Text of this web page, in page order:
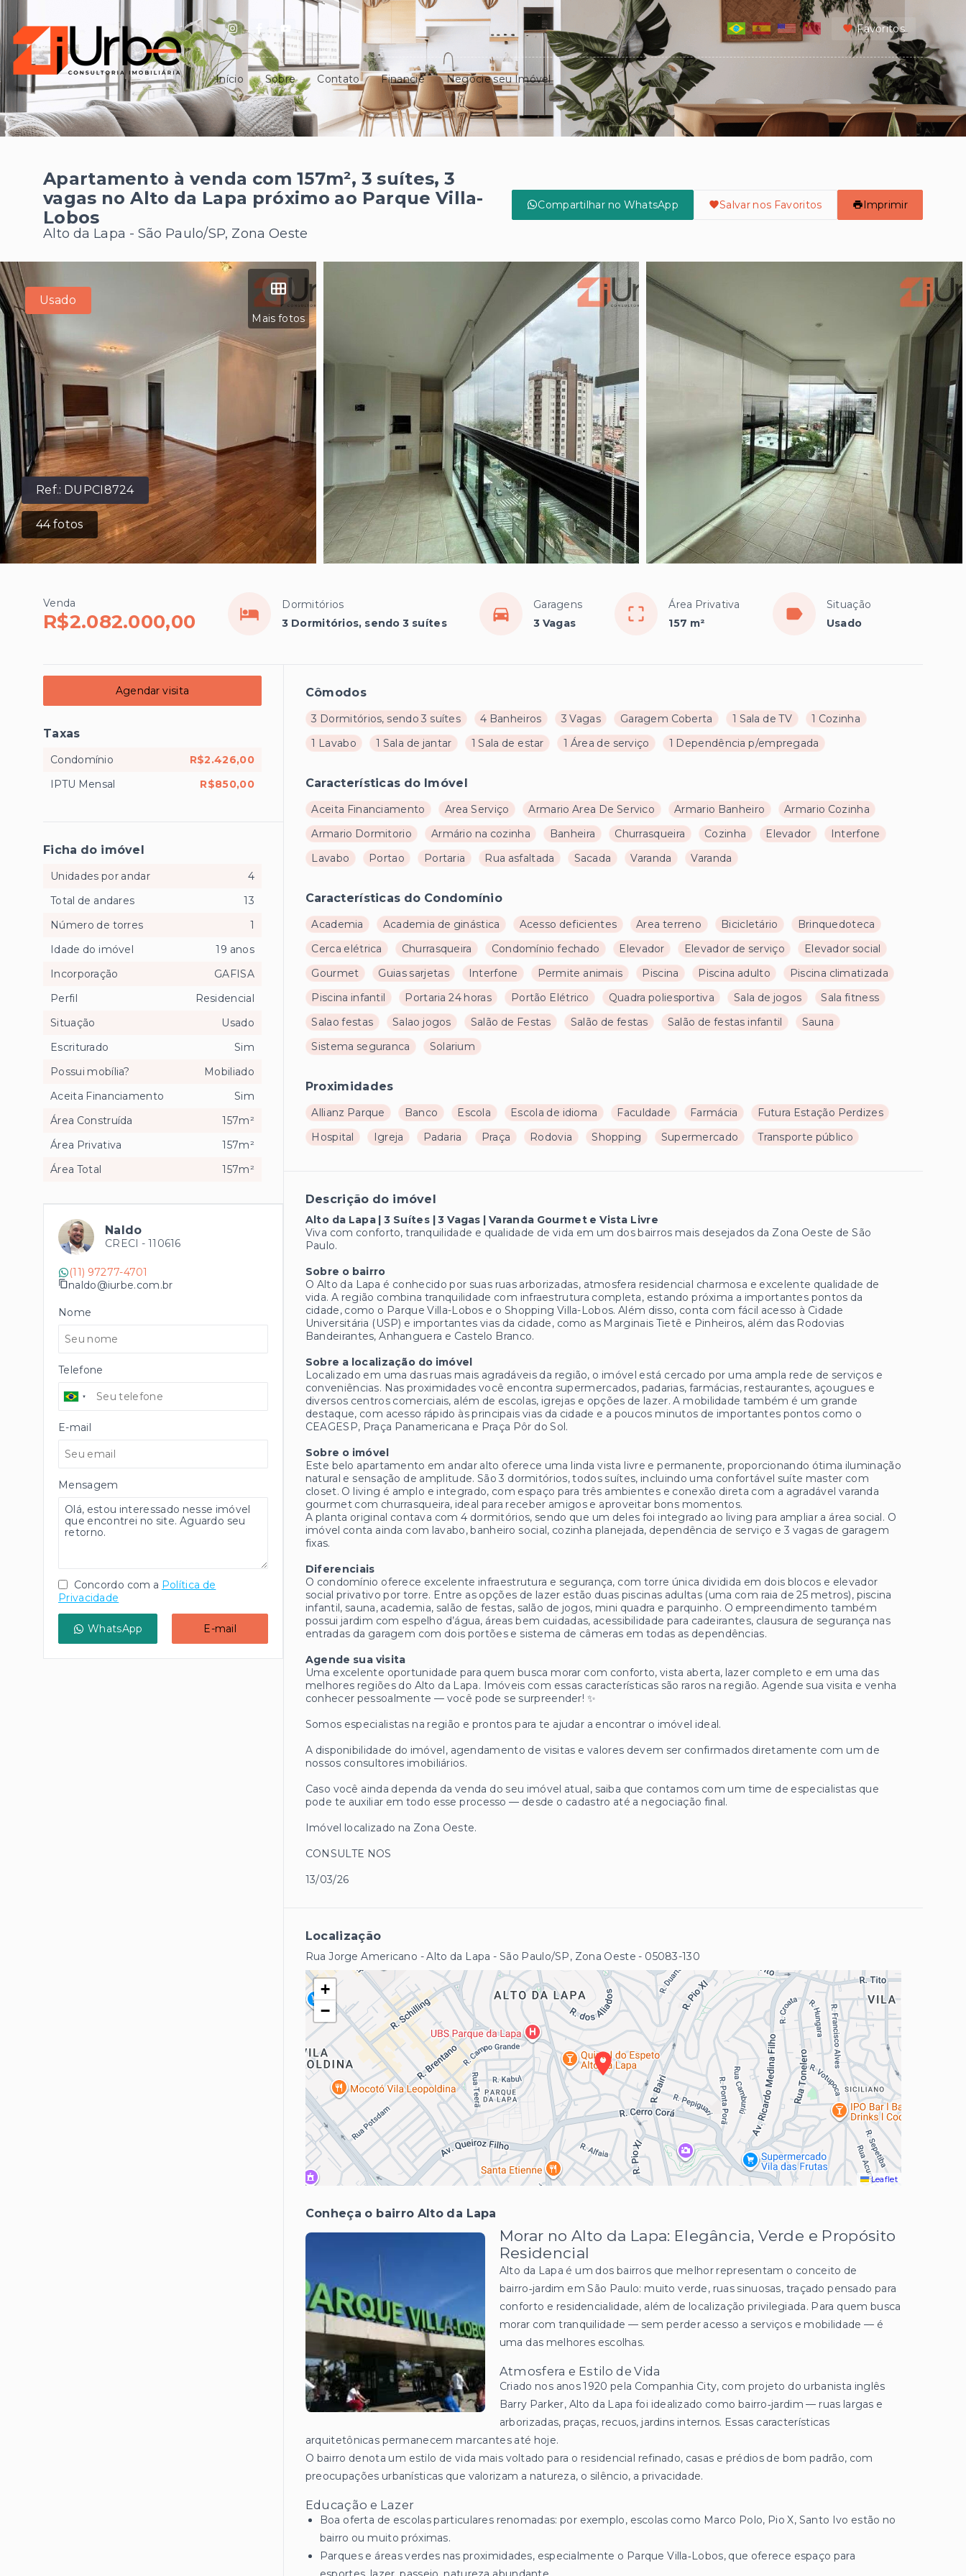
Favoritos
Início Sobre Contato Financie Negocie seu Imóvel
Apartamento à venda com 157m², 3 suítes, 3
vagas no Alto da Lapa próximo ao Parque Villa-
Lobos
Alto da Lapa - São Paulo/SP, Zona Oeste
Compartilhar no WhatsApp Salvar nos Favoritos Imprimir
Ref.: DUPCI8724
44fotos
Mais fotos
Usado
Venda
R$2.082.000,00
Dormitórios
3 Dormitórios, sendo 3 suítes
Garagens
3 Vagas
Área Privativa
157 m²
Situação
Usado
Cômodos
3 Dormitórios, sendo 3 suítes 4 Banheiros 3 Vagas Garagem Coberta 1 Sala de TV
1 Cozinha
1 Lavabo
1 Sala de jantar 1 Sala de estar 1 Área de serviço 1 Dependência p/empregada
Características do Imóvel
Aceita Financiamento Area Serviço Armario Area De Servico Armario Banheiro
Armario Cozinha
Armario Dormitorio
Armário na cozinha Banheira Churrasqueira Cozinha Elevador
Interfone
Lavabo
Portao Portaria Rua asfaltada Sacada Varanda Varanda
Características do Condomínio
Academia Academia de ginástica Acesso deficientes Area terreno Bicicletário
Brinquedoteca
Cerca elétrica
Churrasqueira Condomínio fechado Elevador Elevador de serviço
Elevador social
Gourmet
Guias sarjetas Interfone Permite animais Piscina Piscina adulto
Piscina climatizada
Piscina infantil
Portaria 24 horas Portão Elétrico Quadra poliesportiva Sala de jogos
Sala fitness
Salao festas
Salao jogos Salão de Festas Salão de festas Salão de festas infantil
Sauna
Sistema seguranca
Solarium
Proximidades
Allianz Parque Banco Escola Escola de idioma Faculdade Farmácia
Futura Estação Perdizes
Hospital
Igreja Padaria Praça Rodovia Shopping Supermercado Transporte público
Descrição do imóvel
Alto da Lapa | 3 Suítes | 3 Vagas | Varanda Gourmet e Vista Livre
Viva com conforto, tranquilidade e qualidade de vida em um dos bairros mais desejados da Zona Oeste de São
Paulo.
Sobre o bairro
O Alto da Lapa é conhecido por suas ruas arborizadas, atmosfera residencial charmosa e excelente qualidade de
vida. A região combina tranquilidade com infraestrutura completa, estando próxima a importantes pontos da
cidade, como o Parque Villa-Lobos e o Shopping Villa-Lobos. Além disso, conta com fácil acesso à Cidade
Universitária (USP) e importantes vias da cidade, como as Marginais Tietê e Pinheiros, além das Rodovias
Bandeirantes, Anhanguera e Castelo Branco.
Sobre a localização do imóvel
Localizado em uma das ruas mais agradáveis da região, o imóvel está cercado por uma ampla rede de serviços e
conveniências. Nas proximidades você encontra supermercados, padarias, farmácias, restaurantes, açougues e
diversos centros comerciais, além de escolas, igrejas e opções de lazer. A mobilidade também é um grande
destaque, com acesso rápido às principais vias da cidade e a poucos minutos de importantes pontos como o
CEAGESP, Praça Panamericana e Praça Pôr do Sol.
Sobre o imóvel
Este belo apartamento em andar alto oferece uma linda vista livre e permanente, proporcionando ótima iluminação
natural e sensação de amplitude. São 3 dormitórios, todos suítes, incluindo uma confortável suíte master com
closet. O living é amplo e integrado, com espaço para três ambientes e conexão direta com a agradável varanda
gourmet com churrasqueira, ideal para receber amigos e aproveitar bons momentos.
A planta original contava com 4 dormitórios, sendo que um deles foi integrado ao living para ampliar a área social. O
imóvel conta ainda com lavabo, banheiro social, cozinha planejada, dependência de serviço e 3 vagas de garagem
fixas.
Diferenciais
O condomínio oferece excelente infraestrutura e segurança, com torre única dividida em dois blocos e elevador
social privativo por torre. Entre as opções de lazer estão duas piscinas adultas (uma com raia de 25 metros), piscina
infantil, sauna, academia, salão de festas, salão de jogos, mini quadra e parquinho. O empreendimento também
possui jardim com espelho d’água, áreas bem cuidadas, acessibilidade para cadeirantes, clausura de segurança nas
entradas da garagem com dois portões e sistema de câmeras em todas as dependências.
Agende sua visita
Uma excelente oportunidade para quem busca morar com conforto, vista aberta, lazer completo e em uma das
melhores regiões do Alto da Lapa. Imóveis com essas características são raros na região. Agende sua visita e venha
conhecer pessoalmente — você pode se surpreender! ✨
Somos especialistas na região e prontos para te ajudar a encontrar o imóvel ideal.
A disponibilidade do imóvel, agendamento de visitas e valores devem ser confirmados diretamente com um de
nossos consultores imobiliários.
Caso você ainda dependa da venda do seu imóvel atual, saiba que contamos com um time de especialistas que
pode te auxiliar em todo esse processo — desde o cadastro até a negociação final.
Imóvel localizado na Zona Oeste.
CONSULTE NOS
13/03/26
Localização
Rua Jorge Americano - Alto da Lapa - São Paulo/SP, Zona Oeste - 05083-130
+
−
Leaflet
Conheça o bairro Alto da Lapa
Morar no Alto da Lapa: Elegância, Verde e Propósito
Residencial
Alto da Lapa é um dos bairros que melhor representam o conceito de
bairro‑jardim em São Paulo: muito verde, ruas sinuosas, traçado pensado para
conforto e residencialidade, além de localização privilegiada. Para quem busca
morar com tranquilidade — sem perder acesso a serviços e mobilidade — é
uma das melhores escolhas.
Atmosfera e Estilo de Vida
Criado nos anos 1920 pela Companhia City, com projeto do urbanista inglês
Barry Parker, Alto da Lapa foi idealizado como bairro‑jardim — ruas largas e
arborizadas, praças, recuos, jardins internos. Essas características
arquitetônicas permanecem marcantes até hoje.
O bairro denota um estilo de vida mais voltado para o residencial refinado, casas e prédios de bom padrão, com
preocupações urbanísticas que valorizam a natureza, o silêncio, a privacidade.
Educação e Lazer
Boa oferta de escolas particulares renomadas: por exemplo, escolas como Marco Polo, Pio X, Santo Ivo estão no
bairro ou muito próximas.
Parques e áreas verdes nas proximidades, especialmente o Parque Villa‑Lobos, que oferece espaço para
Agendar visita
Taxas
Condomínio
R$2.426,00
IPTU Mensal
R$850,00
Ficha do imóvel
Unidades por andar
4
Total de andares
13
Número de torres
1
Idade do imóvel
19 anos
Incorporação
GAFISA
Perfil
Residencial
Situação
Usado
Escriturado
Sim
Possui mobília?
Mobiliado
Aceita Financiamento
Sim
Área Construída
157m²
Área Privativa
157m²
Área Total
157m²
Naldo
CRECI - 110616
(11) 97277-4701
naldo@iurbe.com.br
Nome
Telefone
E-mail
Mensagem
Concordo com a Política de
Privacidade
WhatsApp E-mail